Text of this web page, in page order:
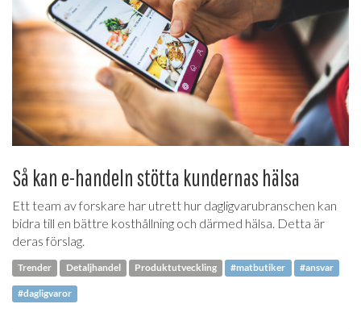
Så kan e-handeln stötta kundernas hälsa
Ett team av forskare har utrett hur dagligvarubranschen kan
bidra till en bättre kosthållning och därmed hälsa. Detta är
deras förslag.
Trender Detaljhandel Produktutveckling #matbutiker #ansvar
#dagligvaror